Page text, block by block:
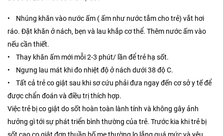
• Nhúng khăn vào nước ấm ( ấm như nước tắm cho trẻ) vắt hơi
ráo. Đặt khăn ở nách, bẹn và lau khắp cơ thể. Thêm nước ấm vào
nếu cần thiết.
• Thay khăn ấm mới mỗi 2-3 phút/ lần để trẻ hạ sốt.
• Ngưng lau mát khi đo nhiệt độ ở nách dưới 38 độ C.
• Tất cả trẻ co giật sau khi sơ cứu phải đưa ngay đến cơ sở y tế để
được chẩn đoán và điều trị thích hợp.
Việc trẻ bị co giật do sốt hoàn toàn lành tính và không gây ảnh
hưởng gì tới sự phát triển bình thường của trẻ. Trước kia khi trẻ bị